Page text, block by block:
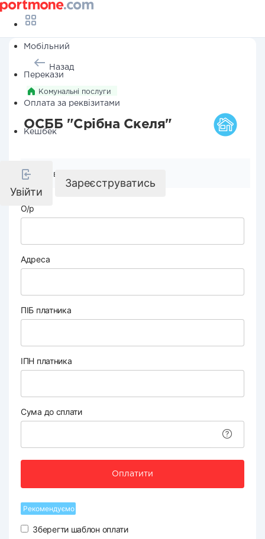
Мобільний
Перекази
Оплата за реквізитами
Кешбек
Увійти
Зареєструватись
Назад
Комунальні послуги
ОСББ "Срібна Скеля"
Реквізити компанії
О/р
Адреса
ПІБ платника
ІПН платника
Сума до сплати
Оплатити
Рекомендуємо
Зберегти шаблон оплати